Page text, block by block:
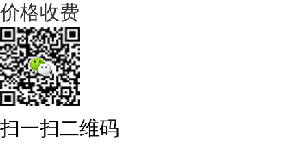
价格收费
扫一扫二维码